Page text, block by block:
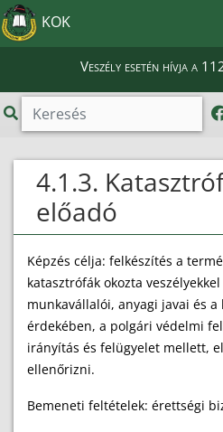
KOK
Veszély esetén hívja a
4.1.3.
előadó
Képzés célja: felkészítés a
katasztrófák okozta
munkavállalói, anyagi javai és a
érdekében, a polgári védelmi
irányítás és felügyelet mellett,
ellenőrizni.
Bemeneti feltételek: érettségi